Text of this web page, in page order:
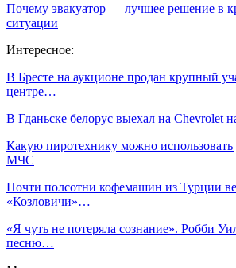
Почему эвакуатор — лучшее решение в
ситуации
Интересное:
В Бресте на аукционе продан крупный
центре…
В Гданьске белорус выехал на Chevrolet
Какую пиротехнику можно использовать
МЧС
Почти полсотни кофемашин из Турции
«Козловичи»…
«Я чуть не потеряла сознание». Робби
песню…